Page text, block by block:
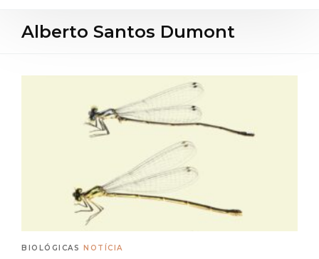
Alberto Santos Dumont
BIOLÓGICAS NOTÍCIA